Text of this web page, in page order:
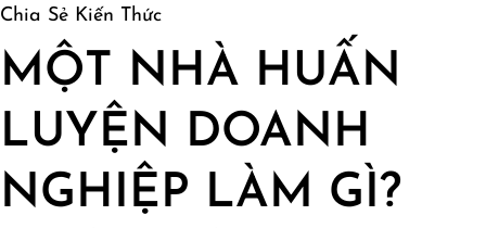
Chia Sẻ Kiến Thức
MỘT NHÀ HUẤN
LUYỆN DOANH
NGHIỆP LÀM GÌ?